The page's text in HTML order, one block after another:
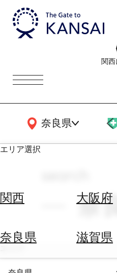
関西
奈良県
関西広域MAP
エリア選択
関西 大阪府
奈良県 滋賀県
ホ
奈